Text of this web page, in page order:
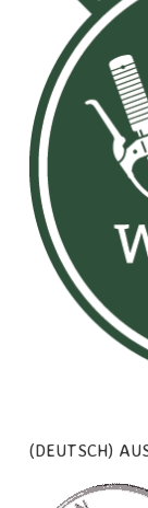
(DEUTSCH)